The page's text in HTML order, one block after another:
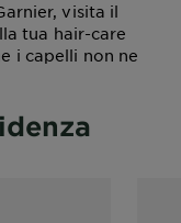
visita il
tua hair-care
i capelli non ne